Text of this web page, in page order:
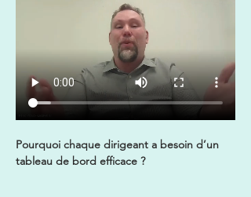
Pourquoi chaque dirigeant a besoin d’un
tableau de bord efficace ?